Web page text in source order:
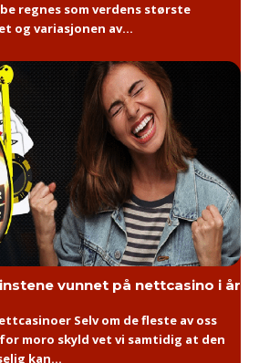
regnes som verdens største
og variasjonen av...
vunnet på nettcasino i år
Selv om de fleste av oss
moro skyld vet vi samtidig at den
kan...